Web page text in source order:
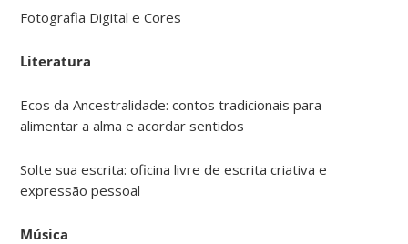
Fotografia Digital e Cores
Literatura
Ecos da Ancestralidade: contos tradicionais para
alimentar a alma e acordar sentidos
Solte sua escrita: oficina livre de escrita criativa e
expressão pessoal
Música